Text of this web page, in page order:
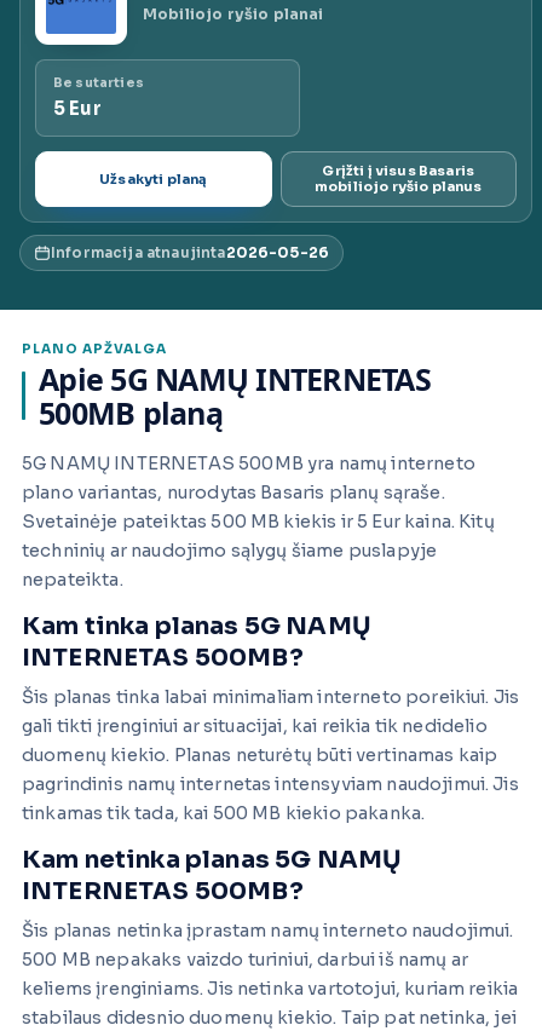
ai.lt
Mobiliojo ryšio planai
Be sutarties
5 Eur
Užsakyti planą
Grįžti į visus Basaris
mobiliojo ryšio planus
Informacija atnaujinta2026-05-26
PLANO APŽVALGA
Apie 5G NAMŲ INTERNETAS
500MB planą
5G NAMŲ INTERNETAS 500MB yra namų interneto
plano variantas, nurodytas Basaris planų sąraše.
Svetainėje pateiktas 500 MB kiekis ir 5 Eur kaina. Kitų
techninių ar naudojimo sąlygų šiame puslapyje
nepateikta.
Kam tinka planas 5G NAMŲ
INTERNETAS 500MB?
Šis planas tinka labai minimaliam interneto poreikiui. Jis
gali tikti įrenginiui ar situacijai, kai reikia tik nedidelio
duomenų kiekio. Planas neturėtų būti vertinamas kaip
pagrindinis namų internetas intensyviam naudojimui. Jis
tinkamas tik tada, kai 500 MB kiekio pakanka.
Kam netinka planas 5G NAMŲ
INTERNETAS 500MB?
Šis planas netinka įprastam namų interneto naudojimui.
500 MB nepakaks vaizdo turiniui, darbui iš namų ar
keliems įrenginiams. Jis netinka vartotojui, kuriam reikia
stabilaus didesnio duomenų kiekio. Taip pat netinka, jei